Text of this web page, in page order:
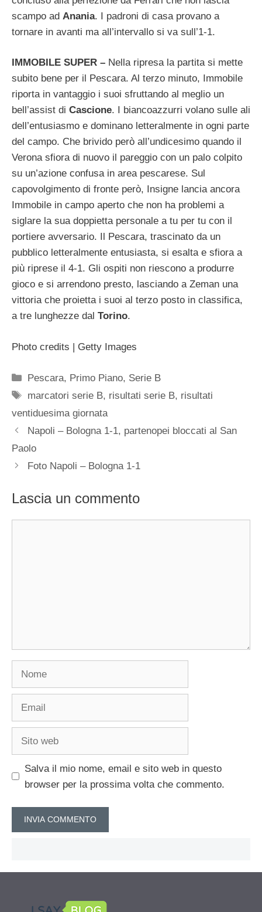
scampo ad Anania. I padroni di casa provano a
tornare in avanti ma all’intervallo si va sull’1-1.
IMMOBILE SUPER – Nella ripresa la partita si mette
subito bene per il Pescara. Al terzo minuto, Immobile
riporta in vantaggio i suoi sfruttando al meglio un
bell’assist di Cascione. I biancoazzurri volano sulle ali
dell’entusiasmo e dominano letteralmente in ogni parte
del campo. Che brivido però all’undicesimo quando il
Verona sfiora di nuovo il pareggio con un palo colpito
su un’azione confusa in area pescarese. Sul
capovolgimento di fronte però, Insigne lancia ancora
Immobile in campo aperto che non ha problemi a
siglare la sua doppietta personale a tu per tu con il
portiere avversario. Il Pescara, trascinato da un
pubblico letteralmente entusiasta, si esalta e sfiora a
più riprese il 4-1. Gli ospiti non riescono a produrre
gioco e si arrendono presto, lasciando a Zeman una
vittoria che proietta i suoi al terzo posto in classifica,
a tre lunghezze dal Torino.
Photo credits | Getty Images
Categorie
Pescara, Primo Piano, Serie B
Tag
marcatori serie B, risultati serie B, risultati
ventiduesima giornata
Napoli – Bologna 1-1, partenopei bloccati al San
Paolo
Foto Napoli – Bologna 1-1
Lascia un commento
Salva il mio nome, email e sito web in questo
browser per la prossima volta che commento.